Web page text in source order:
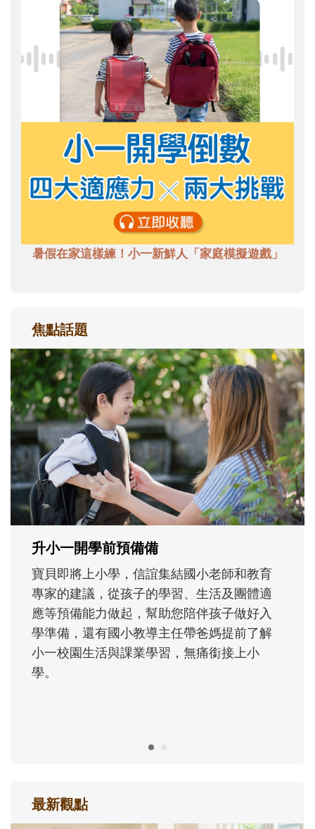
暑假在家這樣練！小一新鮮人「家庭模擬遊戲」
焦點話題
和孩子一起長大的那個男人│讀懂父親的
不同模樣
沒有人天生就擅長當爸爸！男人總是在一次
次「前所未有」的體驗中，跟著孩子一起長
大。從給予安全感的肢體遊戲，到獨立自
主、角色認同及解決問題的能力養成。爸爸
正嘗試用不同的模樣，參與孩子每個重要的
最新觀點